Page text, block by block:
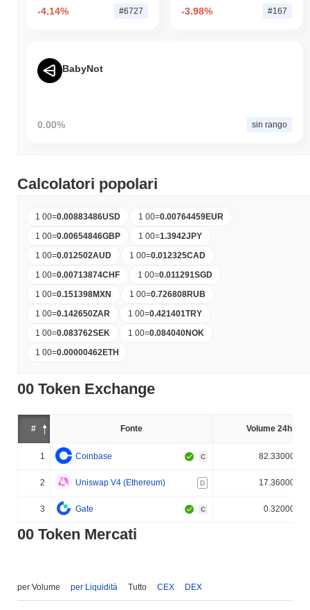
-4.14% #6727 -3.98% #167
BabyNot
0.00% sin rango
Calcolatori popolari
1 00=0.00883486USD 1 00=0.00764459EUR
1 00=0.00654846GBP 1 00=1.3942JPY
1 00=0.012502AUD 1 00=0.012325CAD
1 00=0.00713874CHF 1 00=0.011291SGD
1 00=0.151398MXN 1 00=0.726808RUB
1 00=0.142650ZAR 1 00=0.421401TRY
1 00=0.083762SEK 1 00=0.084040NOK
1 00=0.00000462ETH
00 Token Exchange
# Fonte Volume 24h (%)
1 Coinbase C 82.330000%
2 Uniswap V4 (Ethereum) D 17.360000%
3 Gate C 0.320000%
00 Token Mercati
per Volume per Liquidità Tutto CEX DEX